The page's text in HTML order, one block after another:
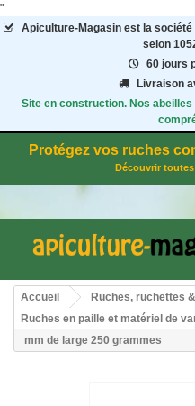
"
Apiculture-Magasinest la société
selon
60 jours
Livraison
Site en construction. Nos
Protégez vos ruches
Découvrir
Accueil
Ruches, ruchettes
Ruches en paille et matériel de
mm de large 250 grammes